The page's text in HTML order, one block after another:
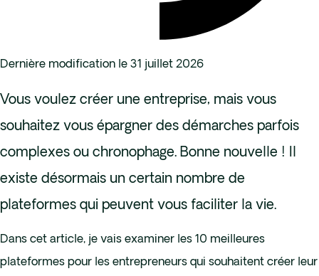
Dernière modification le 31 juillet 2026
Vous voulez créer une entreprise, mais vous
souhaitez vous épargner des démarches parfois
complexes ou chronophage. Bonne nouvelle ! Il
existe désormais un certain nombre de
plateformes qui peuvent vous faciliter la vie.
Dans cet article, je vais examiner les 10 meilleures
plateformes pour les entrepreneurs qui souhaitent créer leur